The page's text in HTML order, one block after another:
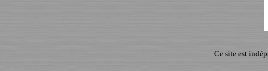
Ce site est